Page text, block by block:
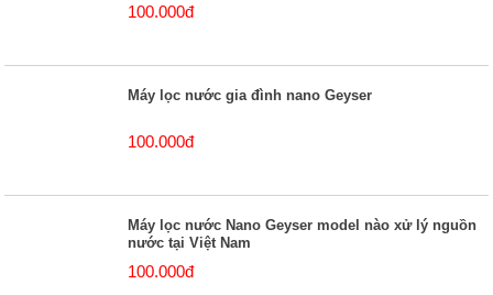
100.000đ
Máy lọc nước gia đình nano Geyser
100.000đ
Máy lọc nước Nano Geyser model nào xử lý nguồn
nước tại Việt Nam
100.000đ